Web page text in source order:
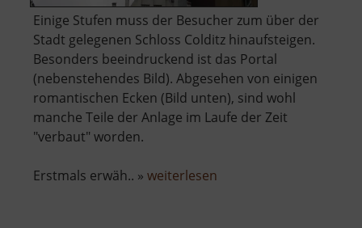
Einige Stufen muss der Besucher zum über der
Stadt gelegenen Schloss Colditz hinaufsteigen.
Besonders beeindruckend ist das Portal
(nebenstehendes Bild). Abgesehen von einigen
romantischen Ecken (Bild unten), sind wohl
manche Teile der Anlage im Laufe der Zeit
"verbaut" worden.
Erstmals erwäh.. » weiterlesen